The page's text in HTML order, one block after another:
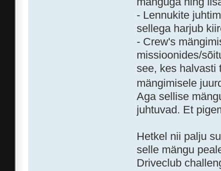
- Lennukite
sellega harjub
- Crew's
missioonides/
see, kes halvasti
mängimisele
Aga sellise
juhtuvad. Et
Hetkel nii palju
selle mängu
Driveclub